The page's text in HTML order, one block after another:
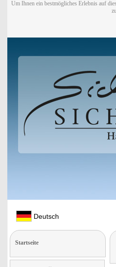
Um Ihnen ein bestmögliches Erlebnis auf
Deutsch
Startseite